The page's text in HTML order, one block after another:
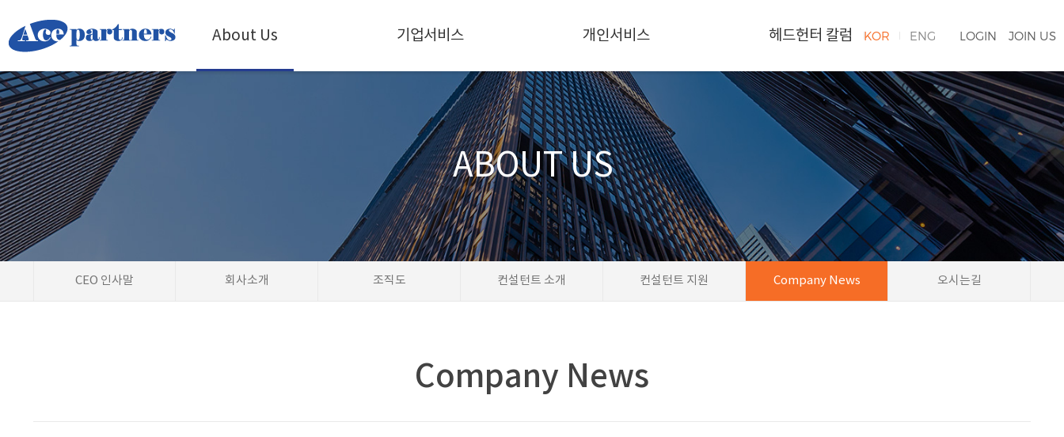
About Us 기업서비스 개인서비스 헤드헌터 칼럼 KOR ENG LOGIN JOIN US
ABOUT US
CEO 인사말 회사소개 조직도 컨설턴트 소개 컨설턴트 지원 Company News 오시는길
Company News